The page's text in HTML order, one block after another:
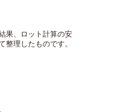
果、ロット計算の安
整理したものです。